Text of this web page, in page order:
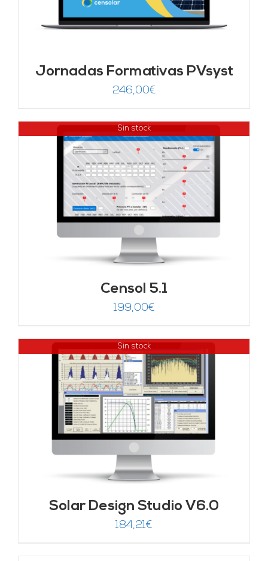
Jornadas Formativas PVsyst
246,00€
Sin stock
Censol 5.1
199,00€
Sin stock
Solar Design Studio V6.0
184,21€